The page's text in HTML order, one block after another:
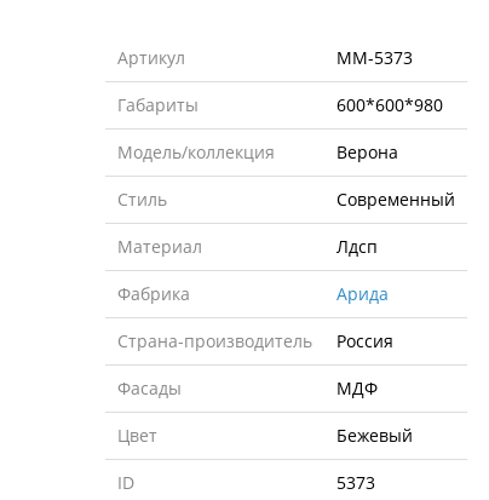
Артикул MM-5373
Габариты 600*600*980
Модель/коллекция Верона
Стиль Современный
Материал Лдсп
Фабрика Арида
Страна-производитель Россия
Фасады МДФ
Цвет Бежевый
ID 5373